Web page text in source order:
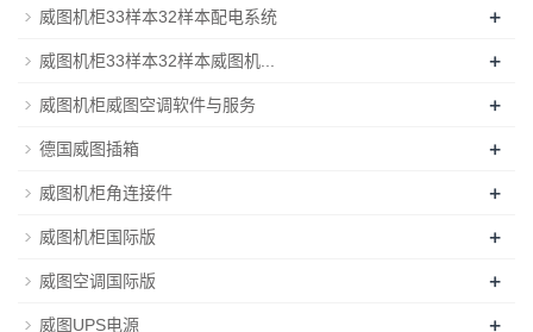
威图机柜33样本32样本配电系统 +
威图机柜33样本32样本威图机... +
威图机柜威图空调软件与服务 +
德国威图插箱 +
威图机柜角连接件 +
威图机柜国际版 +
威图空调国际版 +
威图UPS电源 +